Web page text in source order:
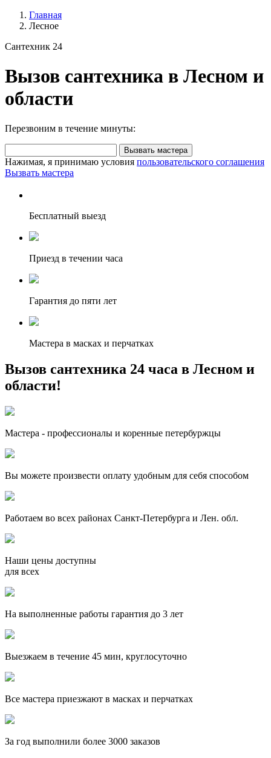
Главная
Лесное
Сантехник 24
Вызов сантехника в Лесном и
области
Перезвоним в течение минуты:
Вызвать мастера
Нажимая, я принимаю условия пользовательского соглашения
Вызвать мастера
Бесплатный выезд
Приезд в течении часа
Гарантия до пяти лет
Мастера в масках и перчатках
Вызов сантехника 24 часа в Лесном и
области!
Мастера - профессионалы и коренные петербуржцы
Вы можете произвести оплату удобным для себя способом
Работаем во всех районах Санкт-Петербурга и Лен. обл.
Наши цены доступны
для всех
На выполненные работы гарантия до 3 лет
Выезжаем в течение 45 мин, круглосуточно
Все мастера приезжают в масках и перчатках
За год выполнили более 3000 заказов